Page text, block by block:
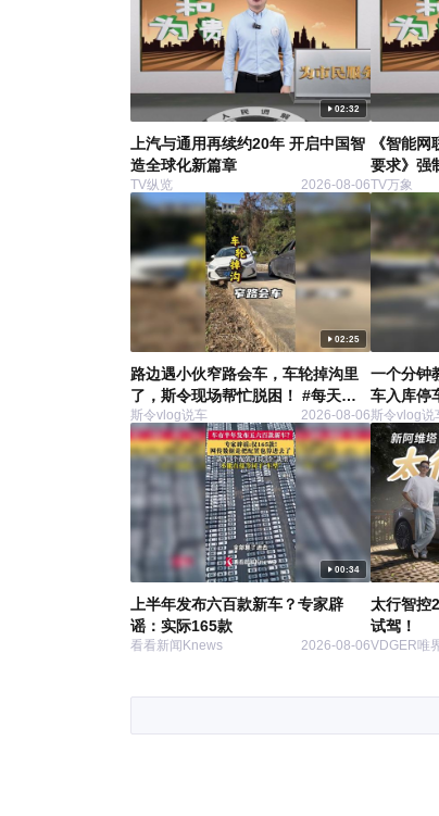
02:32
上汽与通用再续约20年 开启中国智
造全球化新篇章
TV纵览 2026-08-06
《智能
要求》强
TV万象
02:25
路边遇小伙窄路会车，车轮掉沟里
了，斯令现场帮忙脱困！ #每天一
个汽车用车知识
斯令vlog说车 2026-08-06
一个分钟
车入库停
车知识
斯令vlog说
00:34
上半年发布六百款新车？专家辟
谣：实际165款
看看新闻Knews 2026-08-06
太行智控
试驾！
VDGER唯